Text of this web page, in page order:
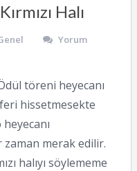
Halı
Yorum
töreni heyecanı
hissetmesekte
zaman merak edilir.
halıyı söylememe